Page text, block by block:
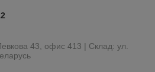
43, офис 413 | Склад: ул.